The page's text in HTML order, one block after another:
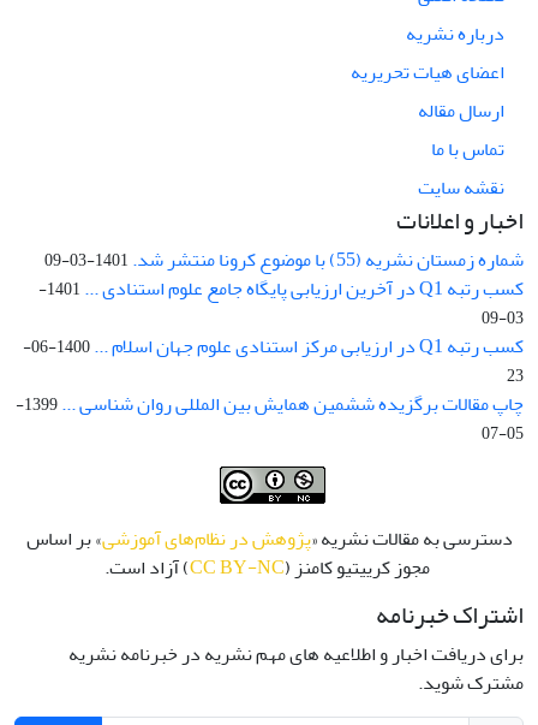
درباره نشریه
اعضای هیات تحریریه
ارسال مقاله
تماس با ما
نقشه سایت
اخبار و اعلانات
شماره زمستان نشریه (55) با موضوع کرونا منتشر شد. 1401-03-09
کسب رتبه Q1 در آخرین ارزیابی پایگاه جامع علوم استنادی ...
1401-
03-09
کسب رتبه Q1 در ارزیابی مرکز استنادی علوم جهان اسلام ...
1400-06-
23
چاپ مقالات برگزیده ششمین همایش بین المللی روان شناسی ...
1399-
05-07
دسترسی به مقالات نشریه «پژوهش در نظام‌های آموزشی» بر اساس
مجوز کرییتیو کامنز (CC BY-NC) آزاد است.
اشتراک خبرنامه
برای دریافت اخبار و اطلاعیه های مهم نشریه در خبرنامه نشریه
مشترک شوید.